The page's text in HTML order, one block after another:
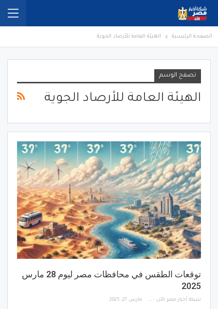
الصفحة الرئيسية الهيئة العامة للأرصاد الجوية
تصفح الوسم
الهيئة العامة للأرصاد الجوية
توقعات الطقس في محافظات مصر ليوم 28 مارس
2025
شبكة أخبار مصر الأن - Egypt News Network Now مارس 27, 2025